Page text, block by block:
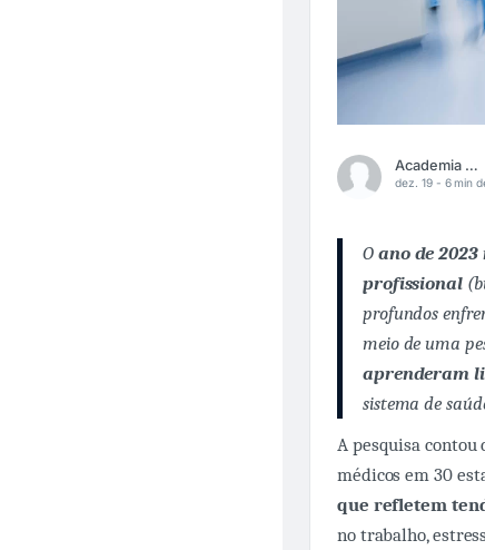
Academia Médica
dez. 19 - 6 min
O ano de
profissional
profundos
meio de uma
aprenderam
sistema de
A pesquisa contou
médicos em 30
que refletem
no trabalho,